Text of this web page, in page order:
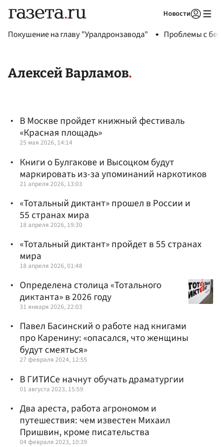
Новости
Покушение на главу "Уралдронзавода" Проблемы с
Алексей Варламов
В Москве пройдет книжный фестиваль
«Красная площадь»
25 мая 2026, 14:14
Книги о Булгакове и Высоцком будут
маркировать из-за упоминаний наркотиков
21 апреля 2026, 13:03
«Тотальный диктант» прошел в России и
55 странах мира
18 апреля 2026, 19:30
«Тотальный диктант» пройдет в 55 странах
мира
18 апреля 2026, 01:48
Определена столица «Тотального
диктанта» в 2026 году
31 января 2026, 22:03
Павел Басинский о работе над книгами
про Каренину: «опасался, что женщины
будут смеяться»
27 февраля 2024, 12:55
В ГИТИСе начнут обучать драматургии
01 августа 2023, 15:59
Два ареста, работа агрономом и
путешествия: чем известен Михаил
Пришвин, кроме писательства
04 февраля 2023, 10:39